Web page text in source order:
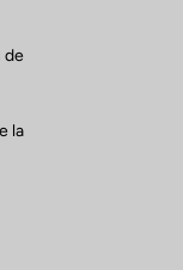
de
la